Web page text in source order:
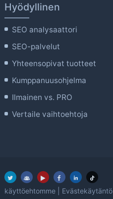
Hyödyllinen
SEO analysaattori
SEO-palvelut
Yhteensopivat tuotteet
Kumppanuusohjelma
Ilmainen vs. PRO
Vertaile vaihtoehtoja
käyttöehtomme Evästekäytäntö